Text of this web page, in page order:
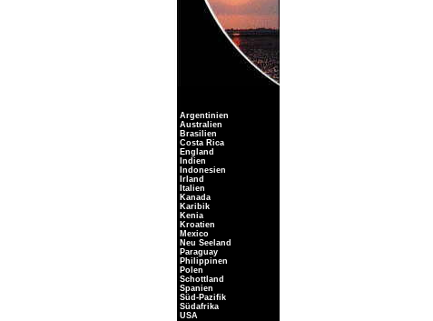
Argentinien
Australien
Brasilien
Costa Rica
England
Indien
Indonesien
Irland
Italien
Kanada
Karibik
Kenia
Kroatien
Mexico
Neu Seeland
Paraguay
Philippinen
Polen
Schottland
Spanien
Süd-Pazifik
Südafrika
USA